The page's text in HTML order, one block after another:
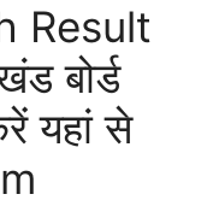
Result
बोर्ड
यहां से